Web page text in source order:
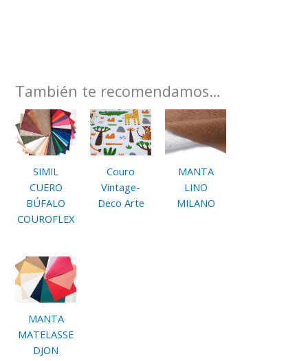
También te recomendamos…
SIMIL
CUERO
BÚFALO
COUROFLEX
Couro
Vintage-
Deco Arte
MANTA
LINO
MILANO
MANTA
MATELASSE
DJON